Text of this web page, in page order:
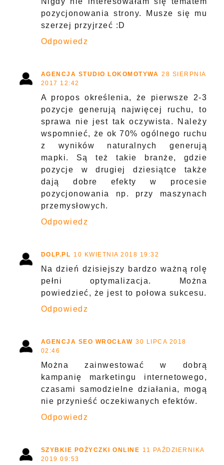
pozycjonowania strony. Musze się mu
szerzej przyjrzeć :D
Odpowiedz
AGENCJA STUDIO LOKOMOTYWA 28 SIERPNIA
2017 12:42
A propos określenia, że pierwsze 2-3
pozycje generują najwięcej ruchu, to
sprawa nie jest tak oczywista. Należy
wspomnieć, że ok 70% ogólnego ruchu
z wyników naturalnych generują
mapki. Są też takie branże, gdzie
pozycje w drugiej dziesiątce także
dają dobre efekty w procesie
pozycjonowania np. przy maszynach
przemysłowych.
Odpowiedz
DOLP.PL 10 KWIETNIA 2018 19:32
Na dzień dzisiejszy bardzo ważną rolę
pełni optymalizacja. Można
powiedzieć, że jest to połowa sukcesu.
Odpowiedz
AGENCJA SEO WROCŁAW 30 LIPCA 2018
02:46
Można zainwestować w dobrą
kampanię marketingu internetowego,
czasami samodzielne działania, mogą
nie przynieść oczekiwanych efektów.
Odpowiedz
SZYBKIE POŻYCZKI ONLINE 11 PAŹDZIERNIKA
2019 09:53